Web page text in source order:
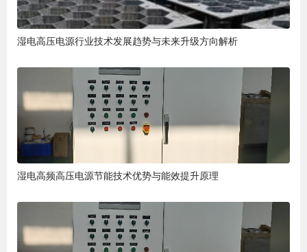
湿电高压电源行业技术发展趋势与未来升级方向解析
湿电高频高压电源节能技术优势与能效提升原理